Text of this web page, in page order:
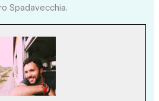
Spadavecchia.